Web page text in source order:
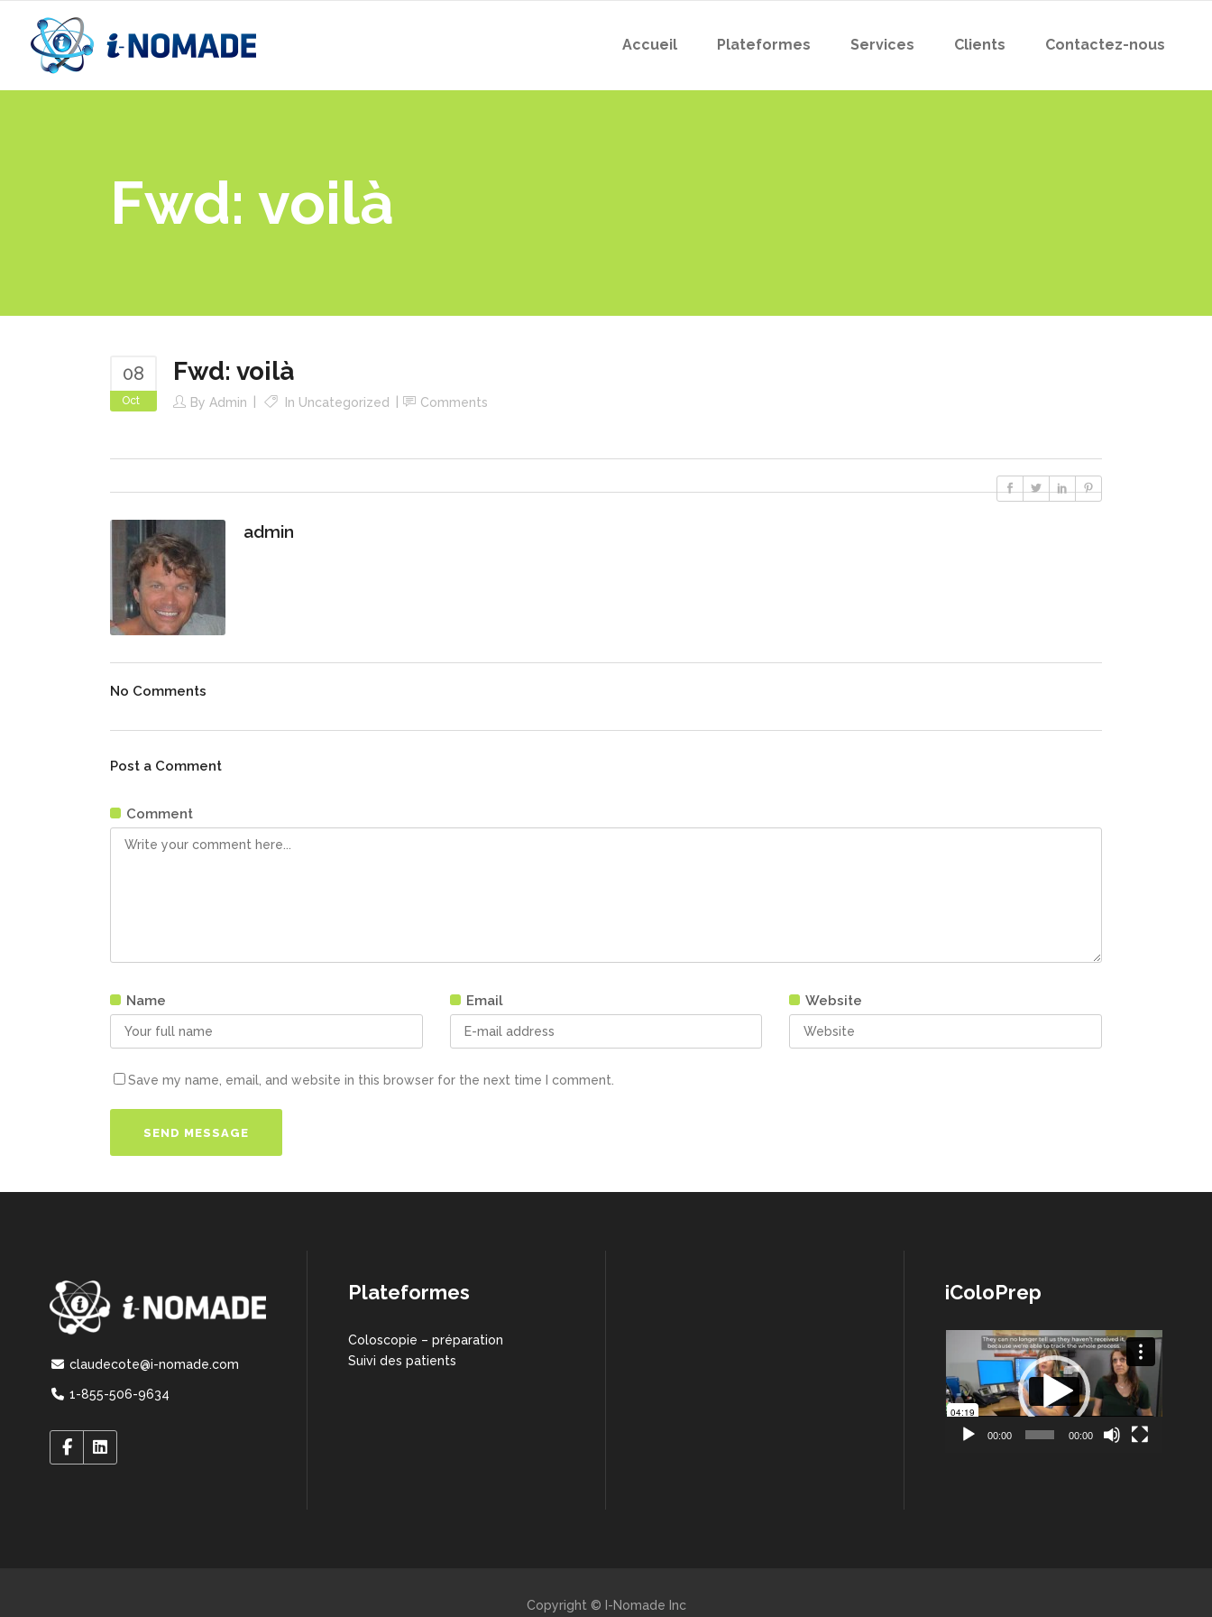
Accueil Plateformes Services Clients Contactez-nous
Fwd: voilà
08
Oct
Fwd: voilà
By Admin In Uncategorized Comments
admin
No Comments
Post a Comment
Comment
Name Email Website
Save my name, email, and website in this browser for the next time I comment.
claudecote@i-nomade.com
1-855-506-9634
Plateformes
Coloscopie – préparation
Suivi des patients
iColoPrep
Lecteur
vidéo
00:00 00:00
Copyright © I-Nomade Inc